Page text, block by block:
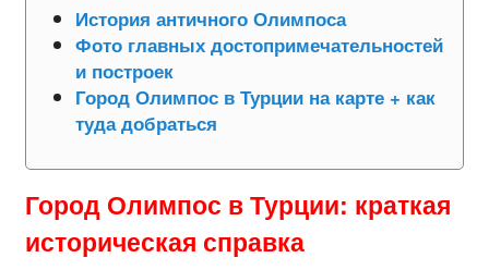
История античного Олимпоса
Фото главных достопримечательностей
и построек
Город Олимпос в Турции на карте + как
туда добраться
Город Олимпос в Турции: краткая
историческая справка